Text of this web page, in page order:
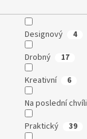
Designový 4
Drobný 17
Kreativní 6
Na poslední chvíli
Praktický 39